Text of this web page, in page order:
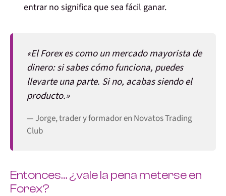
entrar no significa que sea fácil ganar.
«El Forex es como un mercado mayorista de
dinero: si sabes cómo funciona, puedes
llevarte una parte. Si no, acabas siendo el
producto.»
— Jorge, trader y formador en Novatos Trading
Club
Entonces… ¿vale la pena meterse en
Forex?